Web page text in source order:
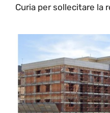
Curia per sollecitare la